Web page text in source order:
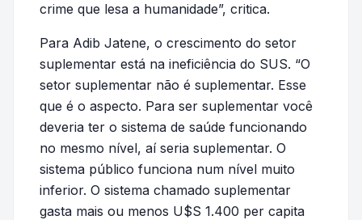
crime que lesa a humanidade”, critica.
Para Adib Jatene, o crescimento do setor
suplementar está na ineficiência do SUS. “O
setor suplementar não é suplementar. Esse
que é o aspecto. Para ser suplementar você
deveria ter o sistema de saúde funcionando
no mesmo nível, aí seria suplementar. O
sistema público funciona num nível muito
inferior. O sistema chamado suplementar
gasta mais ou menos U$S 1.400 per capita